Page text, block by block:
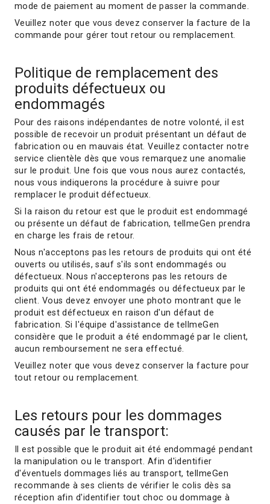
mode de paiement au moment de passer la commande.
Veuillez noter que vous devez conserver la facture de la
commande pour gérer tout retour ou remplacement.
Politique de remplacement des
produits défectueux ou
endommagés
Pour des raisons indépendantes de notre volonté, il est
possible de recevoir un produit présentant un défaut de
fabrication ou en mauvais état. Veuillez contacter notre
service clientèle dès que vous remarquez une anomalie
sur le produit. Une fois que vous nous aurez contactés,
nous vous indiquerons la procédure à suivre pour
remplacer le produit défectueux.
Si la raison du retour est que le produit est endommagé
ou présente un défaut de fabrication, tellmeGen prendra
en charge les frais de retour.
Nous n'acceptons pas les retours de produits qui ont été
ouverts ou utilisés, sauf s'ils sont endommagés ou
défectueux. Nous n'accepterons pas les retours de
produits qui ont été endommagés ou défectueux par le
client. Vous devez envoyer une photo montrant que le
produit est défectueux en raison d'un défaut de
fabrication. Si l'équipe d'assistance de tellmeGen
considère que le produit a été endommagé par le client,
aucun remboursement ne sera effectué.
Veuillez noter que vous devez conserver la facture pour
tout retour ou remplacement.
Les retours pour les dommages
causés par le transport:
Il est possible que le produit ait été endommagé pendant
la manipulation ou le transport. Afin d'identifier
d'éventuels dommages liés au transport, tellmeGen
recommande à ses clients de vérifier le colis dès sa
réception afin d'identifier tout choc ou dommage à